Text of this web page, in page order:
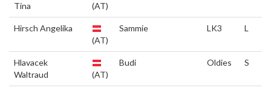
Tina
(AT)
Hirsch Angelika
(AT)
Sammie LK3 L
Hlavacek
Waltraud
(AT)
Budi Oldies S